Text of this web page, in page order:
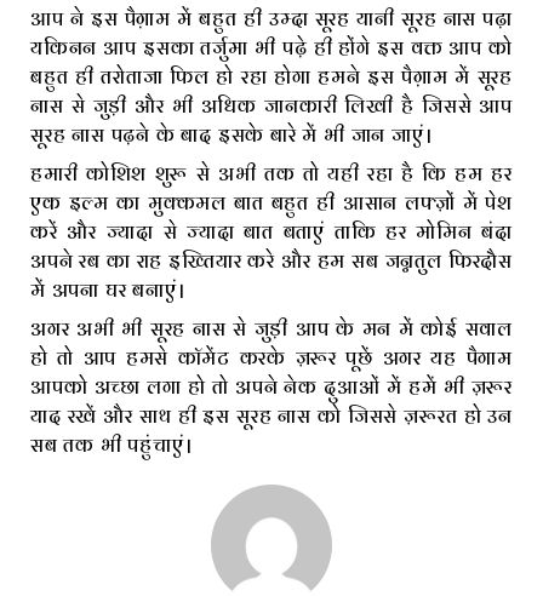
आप ने इस पैग़ाम में बहुत ही उम्दा सूरह यानी सूरह नास पढ़ा
यकिनन आप इसका तर्जुमा भी पढ़े ही होंगे इस वक्त आप को
बहुत ही तरोताजा फिल हो रहा होगा हमने इस पैग़ाम में सूरह
नास से जुड़ी और भी अधिक जानकारी लिखी है जिससे आप
सूरह नास पढ़ने के बाद इसके बारे में भी जान जाएं।
हमारी कोशिश शुरू से अभी तक तो यही रहा है कि हम हर
एक इल्म का मुक्कमल बात बहुत ही आसान लफ्ज़ों में पेश
करें और ज्यादा से ज्यादा बात बताएं ताकि हर मोमिन बंदा
अपने रब का राह इख्तियार करे और हम सब जन्नतुल फिरदौस
में अपना घर बनाएं।
अगर अभी भी सूरह नास से जुड़ी आप के मन में कोई सवाल
हो तो आप हमसे कॉमेंट करके ज़रूर पूछें अगर यह पैगाम
आपको अच्छा लगा हो तो अपने नेक दुआओं में हमें भी ज़रूर
याद रखें और साथ ही इस सूरह नास को जिससे ज़रूरत हो उन
सब तक भी पहुंचाएं।